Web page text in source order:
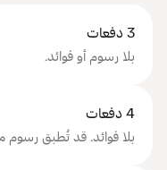
3 دفعات
بلا رسوم أو فوائد.
4 دفعات
بلا فوائد. قد تُطبق رسوم